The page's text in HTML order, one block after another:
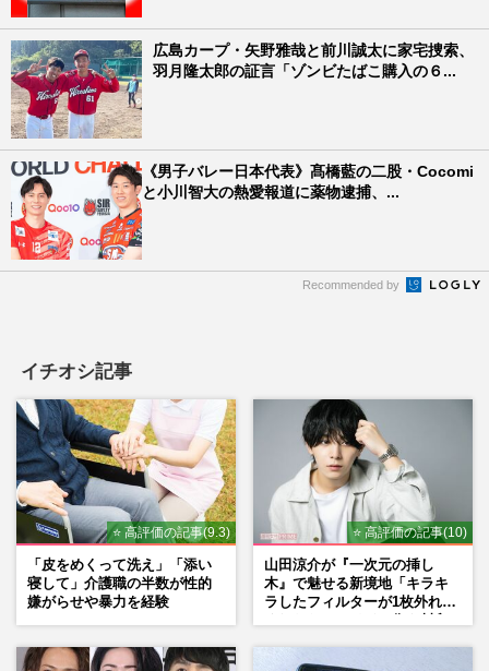
広島カープ・矢野雅哉と前川誠太に家宅捜索、
羽月隆太郎の証言「ゾンビたばこ購入の６...
《男子バレー日本代表》髙橋藍の二股・Cocomi
と小川智大の熱愛報道に薬物逮捕、...
Recommended by
イチオシ記事
⭐ 高評価の記事(9.3)
「皮をめくって洗え」「添い
寝して」介護職の半数が性的
嫌がらせや暴力を経験
⭐ 高評価の記事(10)
山田涼介が『一次元の挿し
木』で魅せる新境地「キラキ
ラしたフィルターが1枚外れて